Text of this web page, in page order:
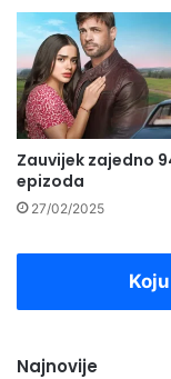
Zauvijek zajedno
epizoda
27/02/2025
Najnovije